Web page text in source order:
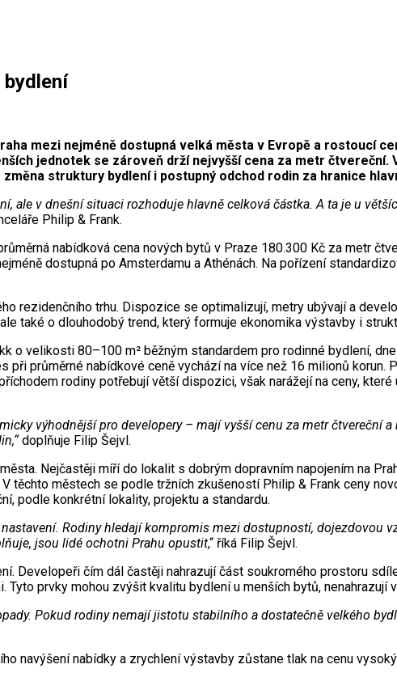
mezi nejméně dostupná velká města v Evropě a rostoucí
jednotek se zároveň drží nejvyšší cena za metr
struktury bydlení i postupný odchod rodin za hranice
ale v dnešní situaci rozhoduje hlavně celková částka. A ta je u
Philip & Frank.
nabídková cena nových bytů v Praze 180.300 Kč za metr
dostupná po Amsterdamu a Athénách. Na pořízení
rezidenčního trhu. Dispozice se optimalizují, metry ubývají a
také o dlouhodobý trend, který formuje ekonomika výstavby i
o velikosti 80–100 m² běžným standardem pro rodinné bydlení,
průměrné nabídkové ceně vychází na více než 16 milionů korun.
rodiny potřebují větší dispozici, však narážejí na ceny,
výhodnější pro developery – mají vyšší cenu za metr čtvereční
doplňuje Filip Šejvl.
Nejčastěji míří do lokalit s dobrým dopravním napojením na
těchto městech se podle tržních zkušeností Philip & Frank ceny
podle konkrétní lokality, projektu a standardu.
Rodiny hledají kompromis mezi dostupností, dojezdovou
jsou lidé ochotni Prahu opustit,“ říká Filip Šejvl.
Developeři čím dál častěji nahrazují část soukromého prostoru
prvky mohou zvýšit kvalitu bydlení u menších bytů, nenahrazují
Pokud rodiny nemají jistotu stabilního a dostatečně velkého
navýšení nabídky a zrychlení výstavby zůstane tlak na cenu